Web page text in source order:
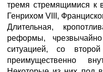
тремя стремящимися к
Генрихом VIII,
Длительная,
реформы,
ситуацией, со
преимущественно